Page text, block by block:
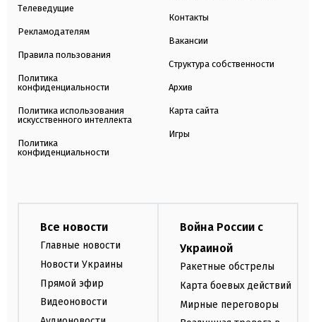
Телеведущие
Рекламодателям
Правила пользования
Политика
конфиденциальности
Политика использования
искусственного интеллекта
Политика
конфиденциальности
Контакты
Вакансии
Структура собственности
Архив
Карта сайта
Игры
Все новости
Главные новости
Новости Украины
Прямой эфир
Видеоновости
Война России с
Украиной
Ракетные обстрелы
Карта боевых действий
Мирные переговоры